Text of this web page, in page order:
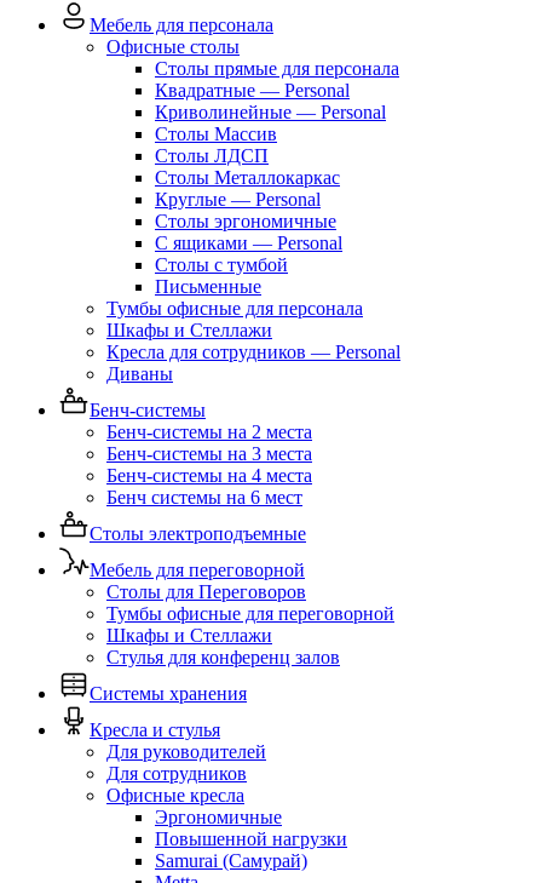
Мебель для персонала
Офисные столы
Столы прямые для персонала
Квадратные — Personal
Криволинейные — Personal
Столы Массив
Столы ЛДСП
Столы Металлокаркас
Круглые — Personal
Столы эргономичные
С ящиками — Personal
Столы с тумбой
Письменные
Тумбы офисные для персонала
Шкафы и Стеллажи
Кресла для сотрудников — Personal
Диваны
Бенч-системы
Бенч-системы на 2 места
Бенч-системы на 3 места
Бенч-системы на 4 места
Бенч системы на 6 мест
Столы электроподъемные
Мебель для переговорной
Столы для Переговоров
Тумбы офисные для переговорной
Шкафы и Стеллажи
Стулья для конференц залов
Системы хранения
Кресла и стулья
Для руководителей
Для сотрудников
Офисные кресла
Эргономичные
Повышенной нагрузки
Samurai (Самурай)